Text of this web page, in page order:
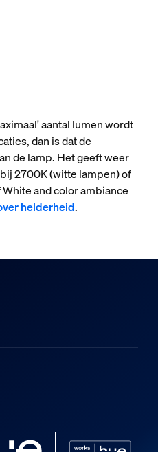
aantal lumen wordt
dan is dat de
de lamp. Het geeft weer
2700K (witte lampen) of
and color ambiance
helderheid.